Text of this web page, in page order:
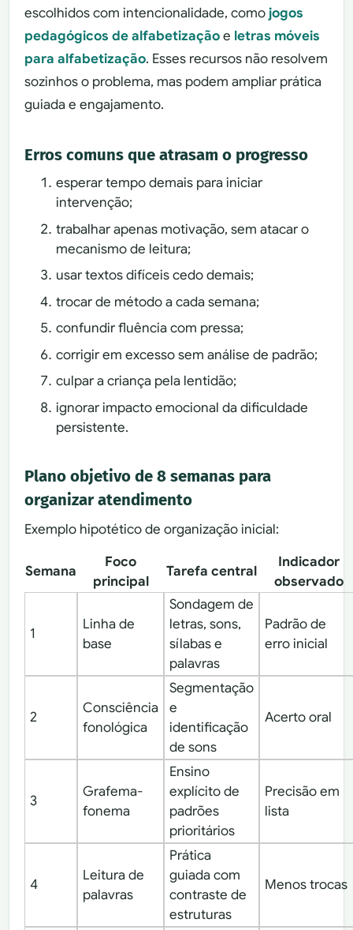
escolhidos com intencionalidade, comojogos
pedagógicos de alfabetizaçãoe letras móveis
para alfabetização. Esses recursos não resolvem
sozinhos o problema, mas podem ampliar prática
guiada e engajamento.
Erros comuns que atrasam o progresso
esperar tempo demais para iniciar
intervenção;
trabalhar apenas motivação, sem atacar o
mecanismo de leitura;
usar textos difíceis cedo demais;
trocar de método a cada semana;
confundir fluência com pressa;
corrigir em excesso sem análise de padrão;
culpar a criança pela lentidão;
ignorar impacto emocional da dificuldade
persistente.
Plano objetivo de 8 semanas para
organizar atendimento
Exemplo hipotético de organização inicial:
Semana
Foco
principal
Tarefa central
Indicador
observado
1
Linha de
base
Sondagem de
letras, sons,
sílabas e
palavras
Padrão de
erro inicial
2
Consciência
fonológica
Segmentação
e
identificação
de sons
Acerto oral
3
Grafema-
fonema
Ensino
explícito de
padrões
prioritários
Precisão em
lista
4
Leitura de
palavras
Prática
guiada com
contraste de
estruturas
Menos trocas